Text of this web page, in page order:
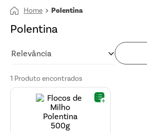
Polentina
Polentina
Relevância
1 Produto